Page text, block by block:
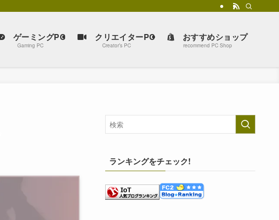
ゲーミングPC
Gaming PC
クリエイターPC
Creator’s PC
おすすめショップ
recommend PC Shop
ランキングをチェック!